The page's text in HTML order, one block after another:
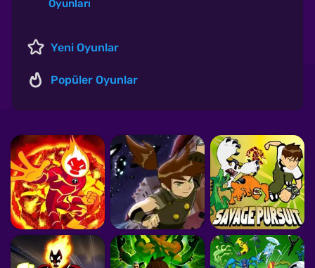
Oyunları
Yeni Oyunlar
Popüler Oyunlar